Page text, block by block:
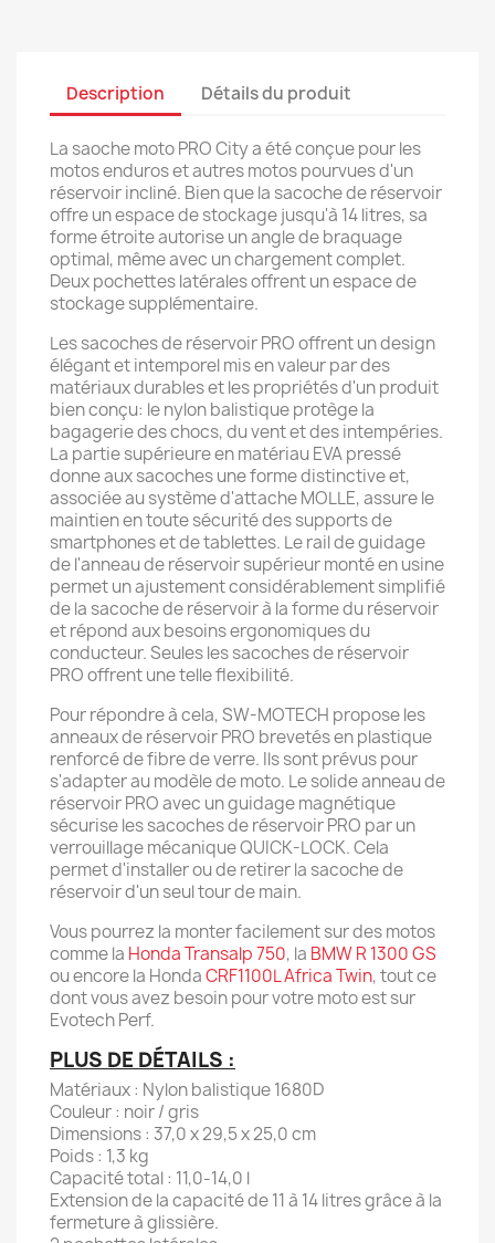
Description Détails du produit
La saoche moto PRO City a été conçue pour les
motos enduros et autres motos pourvues d'un
réservoir incliné. Bien que la sacoche de réservoir
offre un espace de stockage jusqu'à 14 litres, sa
forme étroite autorise un angle de braquage
optimal, même avec un chargement complet.
Deux pochettes latérales offrent un espace de
stockage supplémentaire.
Les sacoches de réservoir PRO offrent un design
élégant et intemporel mis en valeur par des
matériaux durables et les propriétés d'un produit
bien conçu: le nylon balistique protège la
bagagerie des chocs, du vent et des intempéries.
La partie supérieure en matériau EVA pressé
donne aux sacoches une forme distinctive et,
associée au système d'attache MOLLE, assure le
maintien en toute sécurité des supports de
smartphones et de tablettes. Le rail de guidage
de l'anneau de réservoir supérieur monté en usine
permet un ajustement considérablement simplifié
de la sacoche de réservoir à la forme du réservoir
et répond aux besoins ergonomiques du
conducteur. Seules les sacoches de réservoir
PRO offrent une telle flexibilité.
Pour répondre à cela, SW-MOTECH propose les
anneaux de réservoir PRO brevetés en plastique
renforcé de fibre de verre. Ils sont prévus pour
s'adapter au modèle de moto. Le solide anneau de
réservoir PRO avec un guidage magnétique
sécurise les sacoches de réservoir PRO par un
verrouillage mécanique QUICK-LOCK. Cela
permet d'installer ou de retirer la sacoche de
réservoir d'un seul tour de main.
Vous pourrez la monter facilement sur des motos
comme la Honda Transalp 750, la BMW R 1300 GS
ou encore la HondaCRF1100L Africa Twin, tout ce
dont vous avez besoin pour votre moto est sur
Evotech Perf.
PLUS DE DÉTAILS :
Matériaux : Nylon balistique 1680D
Couleur : noir / gris
Dimensions : 37,0 x 29,5 x 25,0 cm
Poids : 1,3 kg
Capacité total : 11,0-14,0 l
Extension de la capacité de 11 à 14 litres grâce à la
fermeture à glissière.